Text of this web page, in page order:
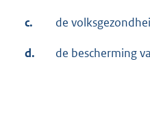
c. de
d. de bescherming